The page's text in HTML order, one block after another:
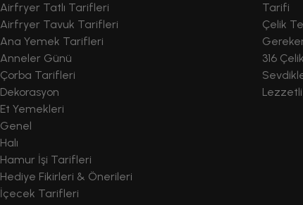
Airfryer Tatlı Tarifleri
Airfryer Tavuk Tarifleri
Ana Yemek Tarifleri
Anneler Günü
Çorba Tarifleri
Dekorasyon
Et Yemekleri
Genel
Halı
Hamur İşi Tarifleri
Hediye Fikirleri & Önerileri
İçecek Tarifleri
Tarifi
Çelik
316